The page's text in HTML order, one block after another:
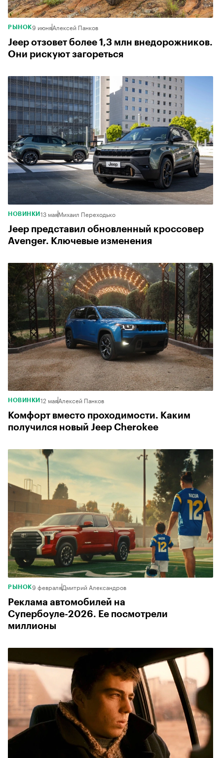
РЫНОК9 июняАлексей Панков
Jeep отзовет более 1,3 млн внедорожников.
Они рискуют загореться
НОВИНКИ 13 маяМихаил Переходько
Jeep представил обновленный кроссовер
Avenger. Ключевые изменения
НОВИНКИ 12 маяАлексей Панков
Комфорт вместо проходимости. Каким
получился новый Jeep Cherokee
РЫНОК9 февраляДмитрий Александров
Реклама автомобилей на
Супербоуле-2026. Ее посмотрели
миллионы